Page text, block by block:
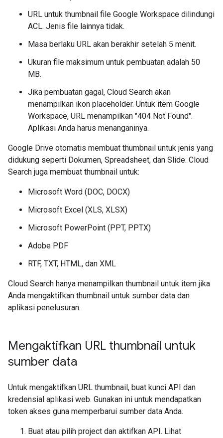
URL untuk thumbnail file Google Workspace dilindungi
ACL. Jenis file lainnya tidak.
Masa berlaku URL akan berakhir setelah 5 menit.
Ukuran file maksimum untuk pembuatan adalah 50
MB.
Jika pembuatan gagal, Cloud Search akan
menampilkan ikon placeholder. Untuk item Google
Workspace, URL menampilkan "404 Not Found".
Aplikasi Anda harus menanganinya.
Google Drive otomatis membuat thumbnail untuk jenis yang
didukung seperti Dokumen, Spreadsheet, dan Slide. Cloud
Search juga membuat thumbnail untuk:
Microsoft Word (DOC, DOCX)
Microsoft Excel (XLS, XLSX)
Microsoft PowerPoint (PPT, PPTX)
Adobe PDF
RTF, TXT, HTML, dan XML
Cloud Search hanya menampilkan thumbnail untuk item jika
Anda mengaktifkan thumbnail untuk sumber data dan
aplikasi penelusuran.
Mengaktifkan URL thumbnail untuk
sumber data
Untuk mengaktifkan URL thumbnail, buat kunci API dan
kredensial aplikasi web. Gunakan ini untuk mendapatkan
token akses guna memperbarui sumber data Anda.
Buat atau pilih project dan aktifkan API. Lihat